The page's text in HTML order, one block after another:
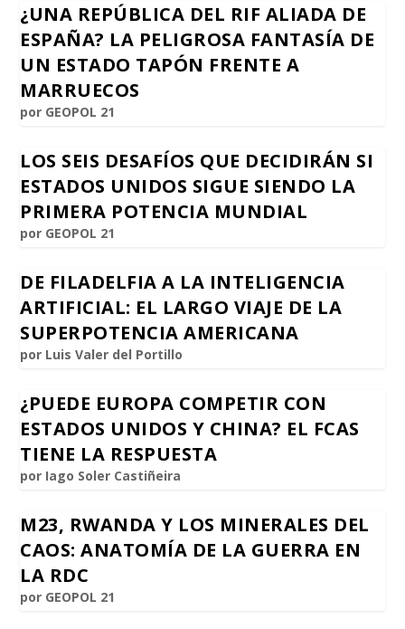
¿UNA REPÚBLICA DEL RIF ALIADA DE
ESPAÑA? LA PELIGROSA FANTASÍA DE
UN ESTADO TAPÓN FRENTE A
MARRUECOS
por GEOPOL 21
LOS SEIS DESAFÍOS QUE DECIDIRÁN SI
ESTADOS UNIDOS SIGUE SIENDO LA
PRIMERA POTENCIA MUNDIAL
por GEOPOL 21
DE FILADELFIA A LA INTELIGENCIA
ARTIFICIAL: EL LARGO VIAJE DE LA
SUPERPOTENCIA AMERICANA
por Luis Valer del Portillo
¿PUEDE EUROPA COMPETIR CON
ESTADOS UNIDOS Y CHINA? EL FCAS
TIENE LA RESPUESTA
por Iago Soler Castiñeira
M23, RWANDA Y LOS MINERALES DEL
CAOS: ANATOMÍA DE LA GUERRA EN
LA RDC
por GEOPOL 21